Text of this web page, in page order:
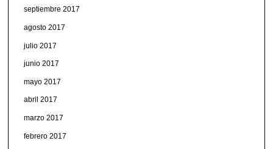
septiembre 2017
agosto 2017
julio 2017
junio 2017
mayo 2017
abril 2017
marzo 2017
febrero 2017